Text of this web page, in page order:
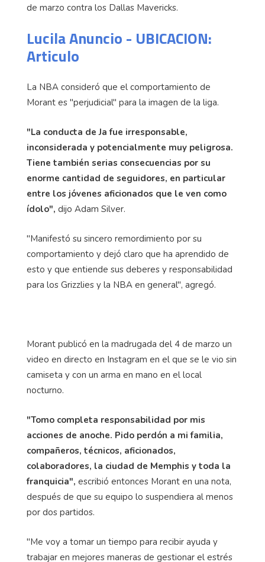
de marzo contra los Dallas Mavericks.
Lucila Anuncio - UBICACION:
Articulo
La NBA consideró que el comportamiento de
Morant es "perjudicial" para la imagen de la liga.
"La conducta de Ja fue irresponsable,
inconsiderada y potencialmente muy peligrosa.
Tiene también serias consecuencias por su
enorme cantidad de seguidores, en particular
entre los jóvenes aficionados que le ven como
ídolo", dijo Adam Silver.
"Manifestó su sincero remordimiento por su
comportamiento y dejó claro que ha aprendido de
esto y que entiende sus deberes y responsabilidad
para los Grizzlies y la NBA en general", agregó.
Morant publicó en la madrugada del 4 de marzo un
video en directo en Instagram en el que se le vio sin
camiseta y con un arma en mano en el local
nocturno.
"Tomo completa responsabilidad por mis
acciones de anoche. Pido perdón a mi familia,
compañeros, técnicos, aficionados,
colaboradores, la ciudad de Memphis y toda la
franquicia", escribió entonces Morant en una nota,
después de que su equipo lo suspendiera al menos
por dos partidos.
"Me voy a tomar un tiempo para recibir ayuda y
trabajar en mejores maneras de gestionar el estrés